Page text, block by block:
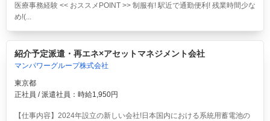
医療事務経験 << おススメPOINT >> 制服有! 駅近で通勤便利! 残業時間少な
め!(...
紹介予定派遣・再エネ×アセットマネジメント会社
マンパワーグループ株式会社
東京都
正社員 / 派遣社員：時給1,950円
【仕事内容】2024年設立の新しい会社!日本国内における系統用蓄電池の